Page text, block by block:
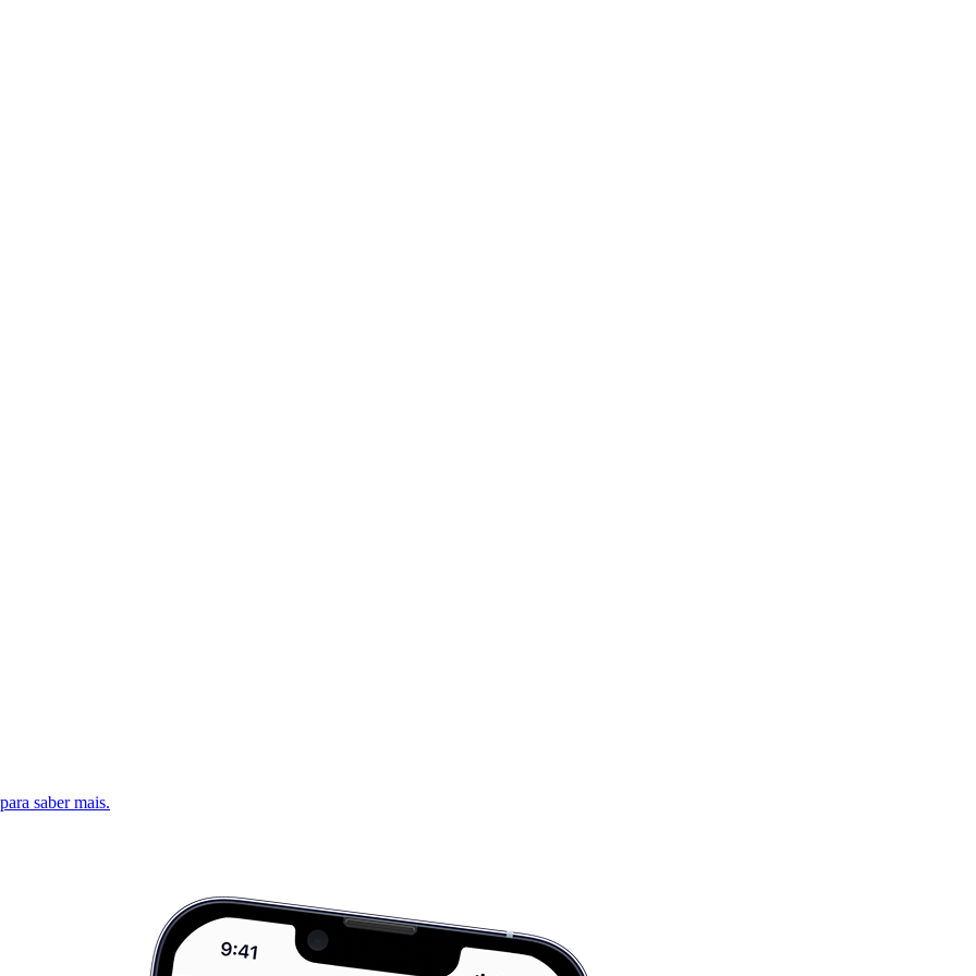
saber mais.